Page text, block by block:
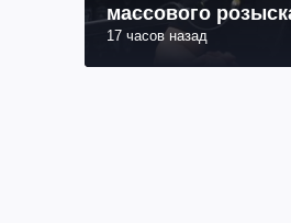
массового
проблему СОЧ
17 часов назад